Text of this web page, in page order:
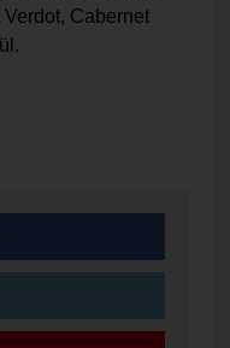
Cabernet